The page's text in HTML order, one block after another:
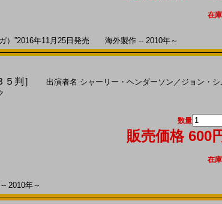
在
）”2016年11月25日発売 海外製作 -- 2010年～
判］ 出演者名 シャーリー・ヘンダーソン ／ ジョン・シ
数量
販売価格 600
在
2010年～